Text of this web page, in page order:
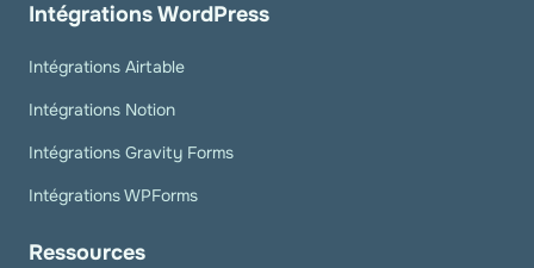
Intégrations WordPress
Intégrations Airtable
Intégrations Notion
Intégrations Gravity Forms
Intégrations WPForms
Ressources